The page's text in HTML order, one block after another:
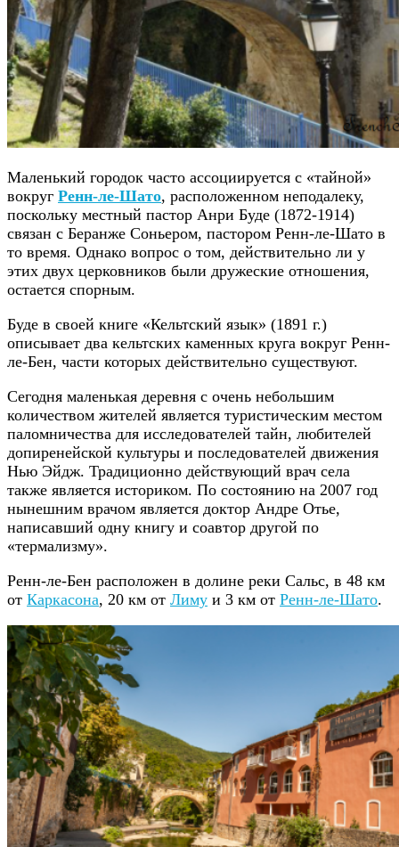
Маленький городок часто ассоциируется с «тайной»
вокруг Ренн-ле-Шато, расположенном неподалеку,
поскольку местный пастор Анри Буде (1872-1914)
связан с Беранже Соньером, пастором Ренн-ле-Шато в
то время. Однако вопрос о том, действительно ли у
этих двух церковников были дружеские отношения,
остается спорным.
Буде в своей книге «Кельтский язык» (1891 г.)
описывает два кельтских каменных круга вокруг Ренн-
ле-Бен, части которых действительно существуют.
Сегодня маленькая деревня с очень небольшим
количеством жителей является туристическим местом
паломничества для исследователей тайн, любителей
допиренейской культуры и последователей движения
Нью Эйдж. Традиционно действующий врач села
также является историком. По состоянию на 2007 год
нынешним врачом является доктор Андре Отье,
написавший одну книгу и соавтор другой по
«термализму».
Ренн-ле-Бен расположен в долине реки Сальс, в 48 км
от Каркасона, 20 км от Лиму и 3 км от Ренн-ле-Шато.